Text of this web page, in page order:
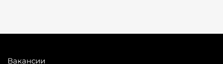
Вакансии